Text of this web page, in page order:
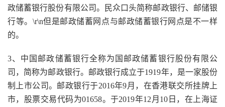
政储蓄银行股份有限公司。民众口头简称邮政银行、邮储银
行等。\r\n但是邮政储蓄网点与邮政储蓄银行网点是不一样
的。
3、中国邮政储蓄银行全称为国邮政储蓄银行股份有限公
司，简称为邮政银行。邮政银行成立于1919年，是一家股份
制上市公司。邮政银行于2016年9月，在香港联交所挂牌上
市，股票交易代码为01658。于2019年12月10日，在上海证